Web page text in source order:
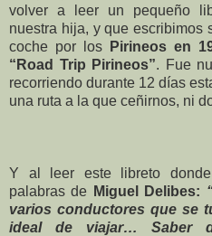
volver a leer un pequeño
nuestra hija, y que escribimos
coche por los
Pirineos en
“Road Trip Pirineos”. Fue
recorriendo durante 12 días
una ruta a la que ceñirnos, ni
Y al leer este libreto donde
palabras de Miguel Delibes:
varios conductores que se
ideal de viajar… Saber